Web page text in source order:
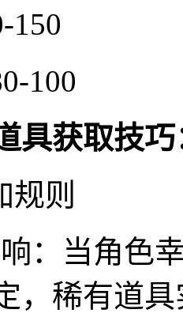
150
100
具获取技
规则
：当角色
，稀有道